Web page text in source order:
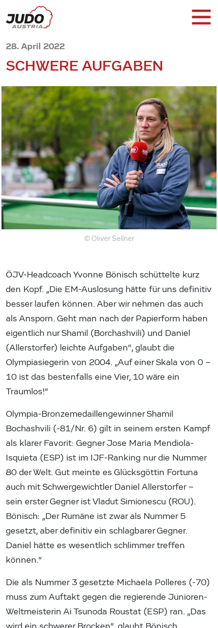
28. April 2022
SCHWERE AUFGABEN
© Oliver Sellner
ÖJV-Headcoach Yvonne Bönisch schüttelte kurz
den Kopf. „Die EM-Auslosung hätte für uns definitiv
besser laufen können. Aber wir nehmen das auch
als Ansporn. Geht man nach der Papierform haben
eigentlich nur Shamil (Borchashvili) und Daniel
(Allerstorfer) leichte Aufgaben“, glaubt die
Olympiasiegerin von 2004. „Auf einer Skala von 0 –
10 ist das bestenfalls eine Vier, 10 wäre ein
Traumlos!“
Olympia-Bronzemedaillengewinner Shamil
Bochashvili (-81/Nr. 6) gilt in seinem ersten Kampf
als klarer Favorit: Gegner Jose Maria Mendiola-
Isquieta (ESP) ist im IJF-Ranking nur die Nummer
80 der Welt. Gut meinte es Glücksgöttin Fortuna
auch mit Schwergewichtler Daniel Allerstorfer –
sein erster Gegner ist Vladut Simionescu (ROU).
Bönisch: „Der Rumäne ist zwar als Nummer 5
gesetzt, aber definitiv ein schlagbarer Gegner.
Daniel hätte es wesentlich schlimmer treffen
können.“
Die als Nummer 3 gesetzte Michaela Polleres (-70)
muss zum Auftakt gegen die regierende Junioren-
Weltmeisterin Ai Tsunoda Roustat (ESP) ran. „Das